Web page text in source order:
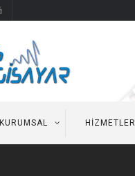
KURUMSAL HIZMETLER